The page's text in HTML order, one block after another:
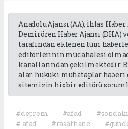
Anadolu Ajansı (AA), İhlas Haber
Demirören Haber Ajansı (DHA)
tarafından eklenen tüm
editörlerinin müdahalesi
kanallarından çekilmektedir.
alan hukuki muhataplar haberi
sitemizin hiç bir editörü
#deprem #afad
#.afad
#rasathane